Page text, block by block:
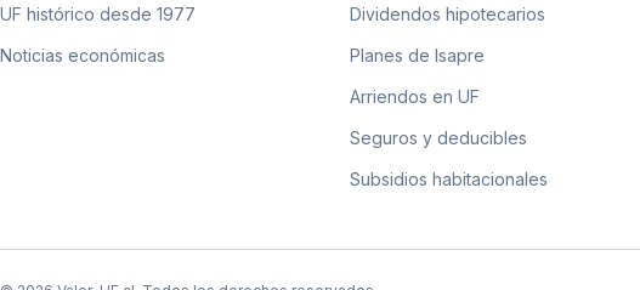
7 de noviembre de 2020
UF histórico desde 1977
Noticias económicas
Dividendos hipotecarios
Planes de Isapre
Arriendos en UF
Seguros y deducibles
Subsidios habitacionales